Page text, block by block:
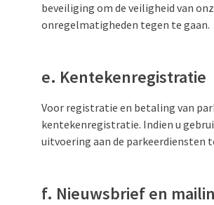
beveiliging om de veiligheid van
onregelmatigheden tegen te gaan.
e. Kentekenregistratie
Voor registratie en betaling van
kentekenregistratie. Indien u
uitvoering aan de parkeerdiensten
f. Nieuwsbrief en